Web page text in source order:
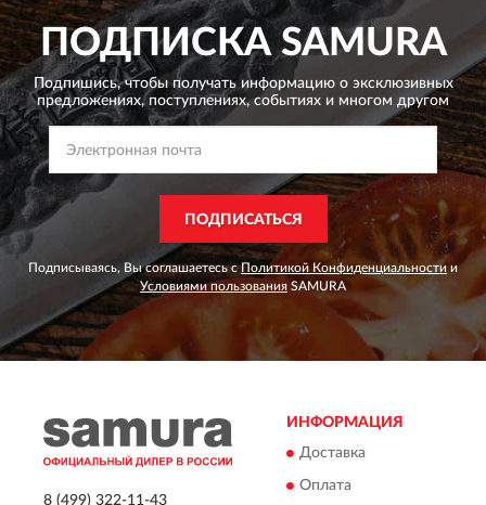
ПОДПИСКАSAMURA
Подпишись, чтобы получать информацию о эксклюзивных
предложениях, поступлениях, событиях и многом другом
ПОДПИСАТЬСЯ
Подписываясь, Вы соглашаетесь сПолитикой Конфиденциальности и
Условиями пользования SAMURA
8 (499) 322-11-43
ИНФОРМАЦИЯ
Доставка
Оплата